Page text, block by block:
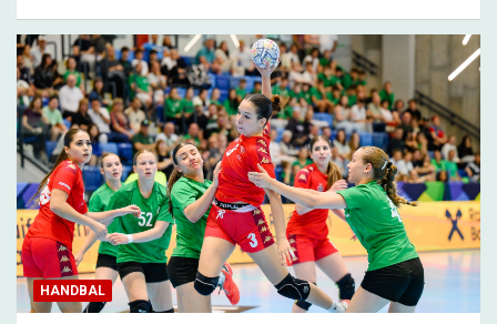
HANDBAL